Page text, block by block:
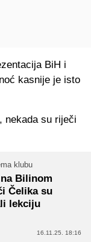
BiH i
kasnije je isto
nekada su riječi
klubu
Bilinom
Čelika su
lekciju
16.11.25. 18:16